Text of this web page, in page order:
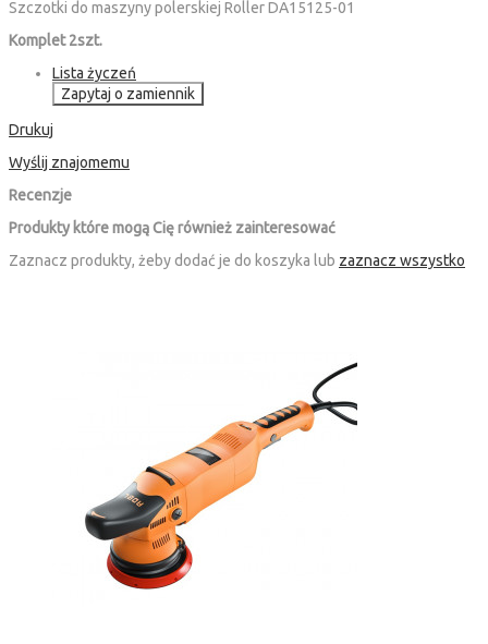
Szczotki do maszyny polerskiej Roller DA15125-01
Komplet 2szt.
Lista życzeń
Zapytaj o zamiennik
Drukuj
Wyślij znajomemu
Recenzje
Produkty które mogą Cię również zainteresować
Zaznacz produkty, żeby dodać je do koszyka lub zaznacz wszystko